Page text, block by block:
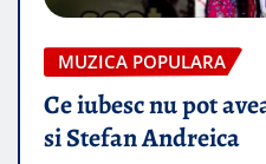
MUZICA POPULARA
Ce iubesc nu pot
si Stefan Andreica